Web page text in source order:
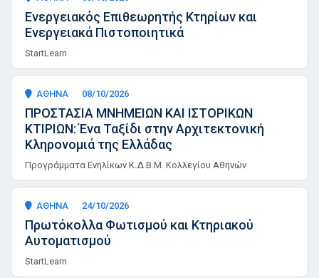
Ενεργειακός Επιθεωρητής Κτηρίων και
Ενεργειακά Πιστοποιητικά
StartLearn
ΑΘΗΝΑ 08/10/2026
ΠΡΟΣΤΑΣΙΑ ΜΝΗΜΕΙΩΝ ΚΑΙ ΙΣΤΟΡΙΚΩΝ
ΚΤΙΡΙΩΝ: Ένα Ταξίδι στην Αρχιτεκτονική
Κληρονομιά της Ελλάδας
Προγράμματα Ενηλίκων Κ.Δ.Β.Μ. Κολλεγίου Αθηνών
ΑΘΗΝΑ 24/10/2026
Πρωτόκολλα Φωτισμού και Κτηριακού
Αυτοματισμού
StartLearn